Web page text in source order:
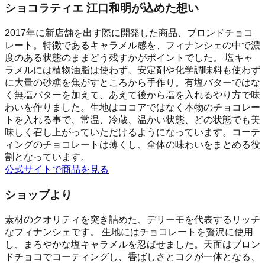
ショコラティエ 江口和明が込めた想い
2017年に新店舗を出す際に開発した商品、ブロンドチョコ
レート。特徴であるキャラメル感を、フィナンシェの中で濃
度のある状態のままどう残すかがポイントでした。 塩キャ
ラメルには植物油脂は使わず、安定剤や化学調味料も使わず
に大量の砂糖を焦がすところから手作り。有塩バターではな
く無塩バターを加えて、あえて後から塩を入れるやり方で味
わいを作りました。生地はココアではなく本物のチョコレー
トを入れる事で、常温、冷蔵、温かい状態、どの状態でも美
味しく召し上がっていただけるようになっています。コーテ
ィングのチョコレートは薄くし、全体の味わいをまとめる役
割となっています。
公式サイトで商品を見る
ショップより
素材のクオリティを突き詰めた、デリーモを代表するリッチ
なフィナンシェです。 生地にはチョコレートを贅沢に使用
し、まろやかな塩キャラメルを忍ばせました。天面はブロン
ドチョコでコーティングし、香ばしさとコクが一体となる、